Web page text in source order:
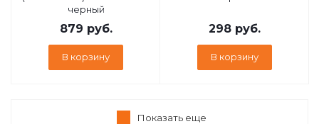
черный
879 руб.
В корзину
298 руб.
В корзину
Показать еще